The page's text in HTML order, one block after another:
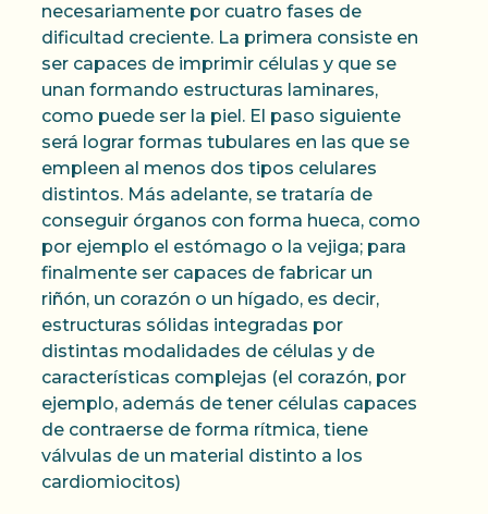
necesariamente por cuatro fases de
dificultad creciente. La primera consiste en
ser capaces de imprimir células y que se
unan formando estructuras laminares,
como puede ser la piel. El paso siguiente
será lograr formas tubulares en las que se
empleen al menos dos tipos celulares
distintos. Más adelante, se trataría de
conseguir órganos con forma hueca, como
por ejemplo el estómago o la vejiga; para
finalmente ser capaces de fabricar un
riñón, un corazón o un hígado, es decir,
estructuras sólidas integradas por
distintas modalidades de células y de
características complejas (el corazón, por
ejemplo, además de tener células capaces
de contraerse de forma rítmica, tiene
válvulas de un material distinto a los
cardiomiocitos)